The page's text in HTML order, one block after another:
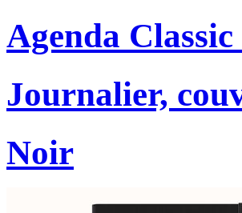
Agenda
Journalier,
Noir